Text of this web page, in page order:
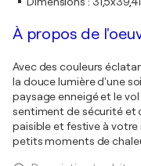
À propos de
Avec des couleurs
la douce lumière d'une
paysage enneigé et le
sentiment de sécurité et
paisible et festive à votre
petits moments de